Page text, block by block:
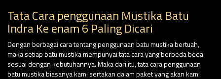
Tata Cara penggunaan Mustika Batu
Indra Ke enam 6 Paling Dicari
Dengan berbagai cara tentang penggunaan batu mustika bertuah,
maka setiap batu mustika mempunyai tata cara yang berbeda beda
sesuai dengan kebutuhannya. Maka dari itu, tata cara penggunaan
batu mustika biasanya kami sertakan dalam paket yang akan kami